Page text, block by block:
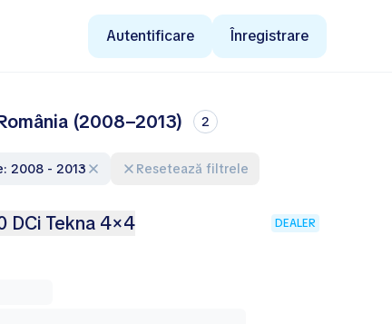
Autentificare Înregistrare
(2008–2013) 2
2008 - 2013 Resetează filtrele
DCi Tekna 4×4 DEALER